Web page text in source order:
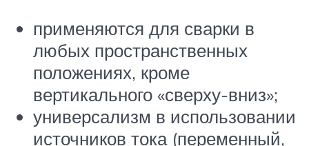
применяются для сварки в
любых пространственных
положениях, кроме
вертикального «сверху-вниз»;
универсализм в использовании
источников тока (переменный,